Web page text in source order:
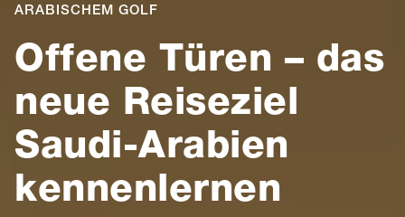
Offene Türen – das
neue Reiseziel
Saudi-Arabien
kennenlernen
ARABISCHEM GOLF